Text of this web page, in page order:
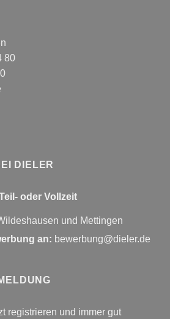
80
DIELER
oder Vollzeit
und Mettingen
an: bewerbung@dieler.de
registrieren und immer gut